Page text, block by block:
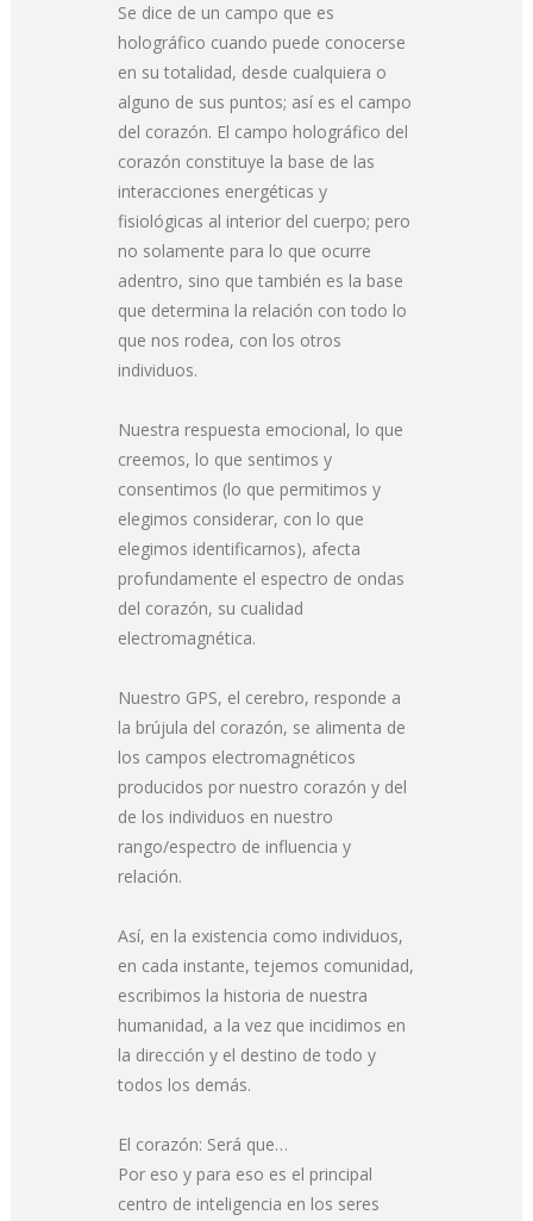
Se dice de un campo que es
holográfico cuando puede conocerse
en su totalidad, desde cualquiera o
alguno de sus puntos; así es el campo
del corazón. El campo holográfico del
corazón constituye la base de las
interacciones energéticas y
fisiológicas al interior del cuerpo; pero
no solamente para lo que ocurre
adentro, sino que también es la base
que determina la relación con todo lo
que nos rodea, con los otros
individuos.
Nuestra respuesta emocional, lo que
creemos, lo que sentimos y
consentimos (lo que permitimos y
elegimos considerar, con lo que
elegimos identificarnos), afecta
profundamente el espectro de ondas
del corazón, su cualidad
electromagnética.
Nuestro GPS, el cerebro, responde a
la brújula del corazón, se alimenta de
los campos electromagnéticos
producidos por nuestro corazón y del
de los individuos en nuestro
rango/espectro de influencia y
relación.
Así, en la existencia como individuos,
en cada instante, tejemos comunidad,
escribimos la historia de nuestra
humanidad, a la vez que incidimos en
la dirección y el destino de todo y
todos los demás.
El corazón: Será que…
Por eso y para eso es el principal
centro de inteligencia en los seres